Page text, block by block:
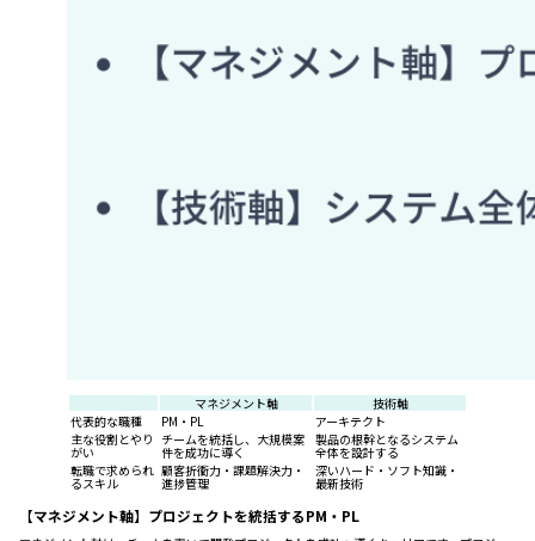
マネジメント軸
技術軸
代表的な職種
PM・PL
アーキテクト
主な役割とやり
がい
チームを統括し、大規模案
件を成功に導く
製品の根幹となるシステム
全体を設計する
転職で求められ
るスキル
顧客折衝力・課題解決力・
進捗管理
深いハード・ソフト知識・
最新技術
【マネジメント軸】プロジェクトを統括するPM・PL